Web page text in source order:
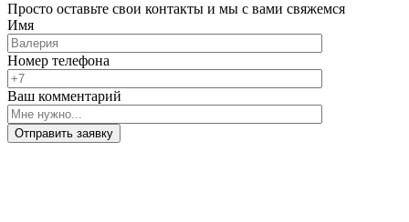
Просто оставьте свои контакты и мы с вами свяжемся
Имя
Номер телефона
Ваш комментарий
Отправить заявку